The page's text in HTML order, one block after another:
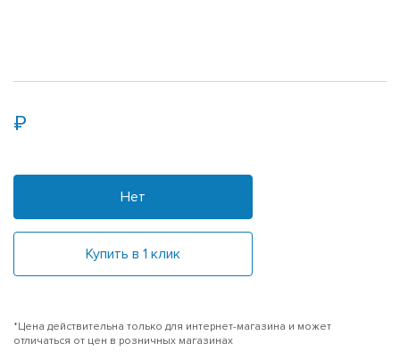
Нет
Купить в 1 клик
*Цена действительна только для интернет-магазина и может
отличаться от цен в розничных магазинах